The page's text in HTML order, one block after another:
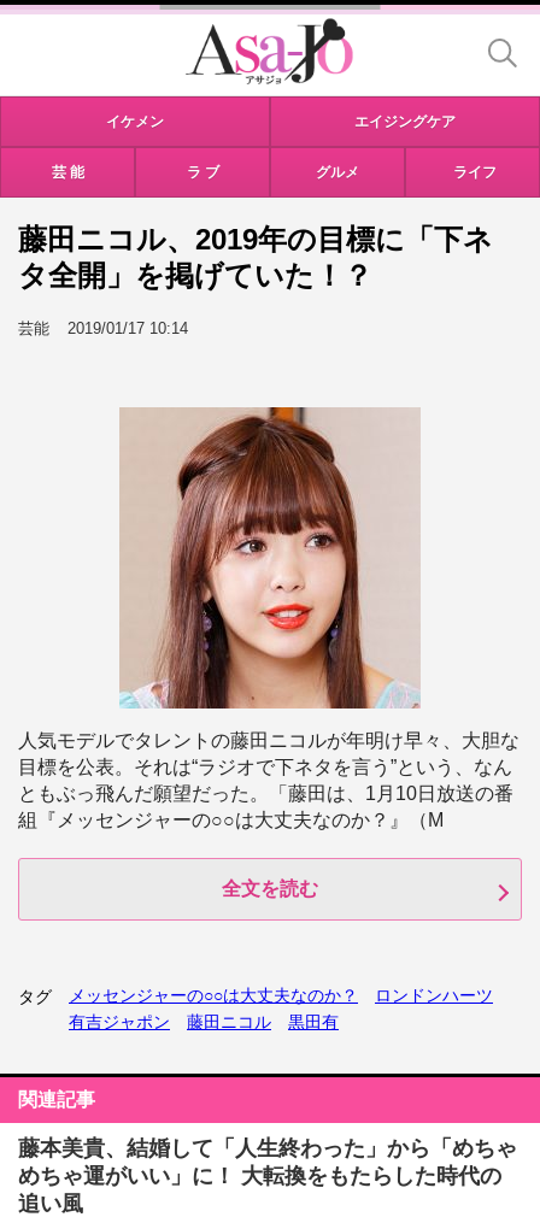
イケメン エイジングケア
芸 能 ラ ブ グルメ ライフ
藤田ニコル、2019年の目標に「下ネ
タ全開」を掲げていた！？
芸能 2019/01/17 10:14
人気モデルでタレントの藤田ニコルが年明け早々、大胆な
目標を公表。それは“ラジオで下ネタを言う”という、なん
ともぶっ飛んだ願望だった。「藤田は、1月10日放送の番
組『メッセンジャーの○○は大丈夫なのか？』（M
全文を読む
タグ メッセンジャーの○○は大丈夫なのか？
ロンドンハーツ
有吉ジャポン
藤田ニコル 黒田有
関連記事
藤本美貴、結婚して「人生終わった」から「めちゃ
めちゃ運がいい」に！ 大転換をもたらした時代の
追い風